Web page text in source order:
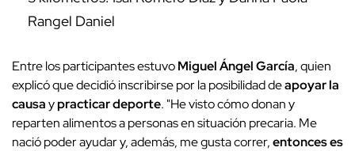
Rangel Daniel
Entre los participantes estuvoMiguel Ángel García, quien
explicó que decidió inscribirse por la posibilidad deapoyar la
causaypracticar deporte. "He visto cómo donan y
reparten alimentos a personas en situación precaria. Me
nació poder ayudar y, además, me gusta correr,entonces es